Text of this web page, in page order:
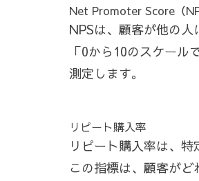
Net Promoter Score（
NPSは、顧客が他の人
「0から10のスケー
測定します。
リピート購入率
リピート購入率は、特
この指標は、顧客がど